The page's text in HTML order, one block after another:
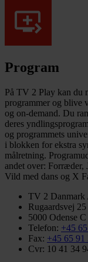
Program
På TV 2 Play kan du
programmer og blive
og on-demand. Du
deres
og programmets
i blokken for ekstra
målretning.
andet over: Forræder,
Vild med dans og X
TV 2 Danmark
Rugaardsvej 25
5000 Odense C
Telefon: +45
Fax: +45 65 91
Cvr: 10 41 34